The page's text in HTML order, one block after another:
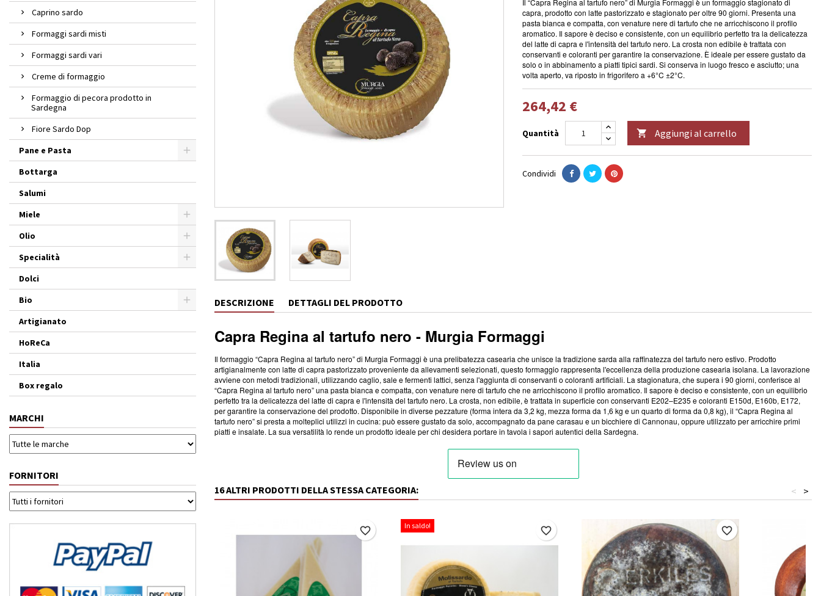
Caprino sardo
Formaggi sardi misti
Formaggi sardi vari
Creme di formaggio
Formaggio di pecora prodotto in
Sardegna
Fiore Sardo Dop
Pane e Pasta
Bottarga
Salumi
Miele
Olio
Specialità
Dolci
Bio
Artigianato
HoReCa
Italia
Box regalo
MARCHI
FORNITORI
Il “Capra Regina al tartufo nero” di Murgia Formaggi è un formaggio stagionato di
capra, prodotto con latte pastorizzato e stagionato per oltre 90 giorni. Presenta una
pasta bianca e compatta, con venature nere di tartufo che ne arricchiscono il profilo
aromatico. Il sapore è deciso e consistente, con un equilibrio perfetto tra la delicatezza
del latte di capra e l'intensità del tartufo nero. La crosta non edibile è trattata con
conservanti e coloranti per garantire la conservazione. Èideale per essere gustato da
solo o in abbinamento a piatti tipici sardi. Si conserva in luogo fresco e asciutto; una
volta aperto, va riposto in frigorifero a +6°C ±2°C.
264,42 €
Quantità  Aggiungi al carrello
Condividi
DESCRIZIONE DETTAGLI DEL PRODOTTO
Capra Regina al tartufo nero - Murgia Formaggi
Il formaggio “Capra Regina al tartufo nero” di Murgia Formaggi è una prelibatezza casearia che unisce la tradizione sarda alla raffinatezza del tartufo nero estivo. Prodotto
artigianalmente con latte di capra pastorizzato proveniente da allevamenti selezionati, questo formaggio rappresenta l'eccellenza della produzione casearia isolana. La lavorazione
avviene con metodi tradizionali, utilizzando caglio, sale e fermenti lattici, senza l'aggiunta di conservanti o coloranti artificiali. La stagionatura, che supera i 90 giorni, conferisce al
“Capra Regina al tartufo nero” una pasta bianca e compatta, con venature nere di tartufo che ne arricchiscono il profilo aromatico. Il sapore è deciso e consistente, con un equilibrio
perfetto tra la delicatezza del latte di capra e l'intensità del tartufo nero. La crosta, non edibile, è trattata in superficie con conservanti E202–E235 e coloranti E150d, E160b, E172,
per garantire la conservazione del prodotto. Disponibile in diverse pezzature (forma intera da 3,2 kg, mezza forma da 1,6 kg e un quarto di forma da 0,8 kg), il “Capra Regina al
tartufo nero” si presta a molteplici utilizzi in cucina: può essere gustato da solo, accompagnato da pane carasau e un bicchiere di Cannonau, oppure utilizzato per arricchire primi
piatti e insalate. La sua versatilità lo rende un prodotto ideale per chi desidera portare in tavola i sapori autentici della Sardegna.
16 ALTRI PRODOTTI DELLA STESSA CATEGORIA: >
<
favorite_border In saldo! favorite_border favorite_border